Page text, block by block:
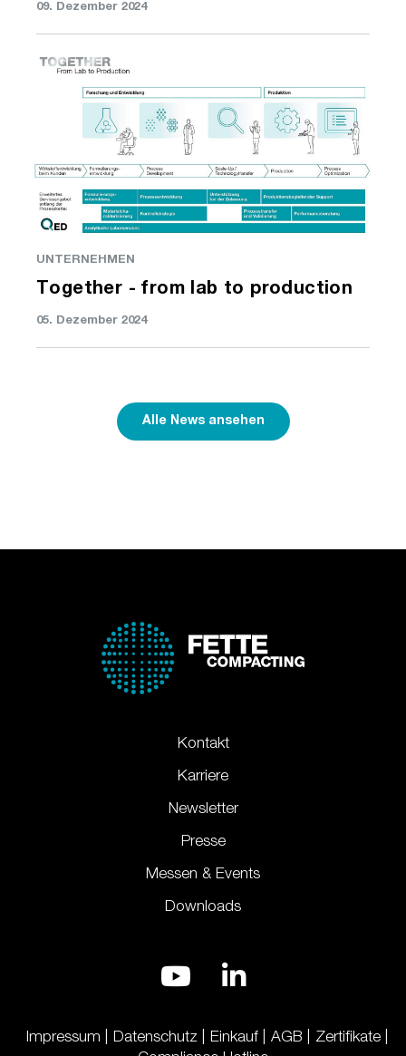
09. Dezember 2024
UNTERNEHMEN
Together - from lab to production
05. Dezember 2024
Alle News ansehen
Kontakt
Karriere
Newsletter
Presse
Messen & Events
Downloads
Impressum Datenschutz Einkauf AGB
Zertifikate